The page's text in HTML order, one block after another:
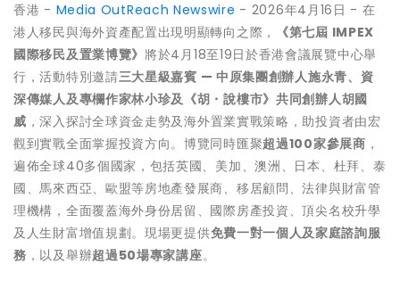
香港 - Media OutReach Newswire - 2026年4月16日 - 在
港人移民與海外資產配置出現明顯轉向之際，
《第七屆 IMPEX
國際移民及置業博覽》 將於4月18至19日於香港會議展覽中心舉
行，活動特別邀請三大星級嘉賓 — 中原集團創辦人施永青、資
深傳媒人及專欄作家林小珍及《胡・說樓市》共同創辦人胡國
威 ，深入探討全球資金走勢及海外置業實戰策略，助投資者由宏
觀到實戰全面掌握投資方向。博覽同時匯聚超過100家參展商 ，
遍佈全球40多個國家，包括英國、美加、澳洲、日本、杜拜、泰
國、馬來西亞、歐盟等房地產發展商、移居顧問、法律與財富管
理機構，全面覆蓋海外身份居留、國際房產投資、頂尖名校升學
及人生財富增值規劃。現場更提供免費一對一個人及家庭諮詢服
務 ，以及舉辦超過50場專家講座。